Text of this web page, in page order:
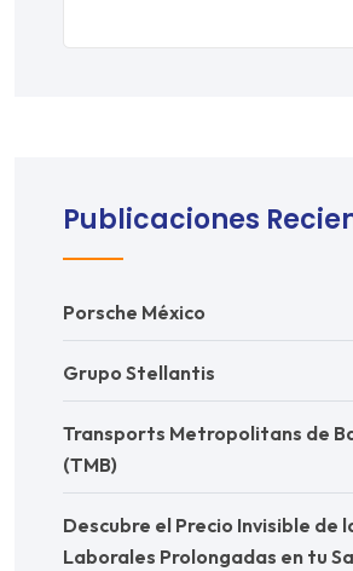
Publicaciones
Porsche México
Grupo Stellantis
Transports Metropolitans de
(TMB)
Descubre el Precio Invisible de
Laborales Prolongadas en tu